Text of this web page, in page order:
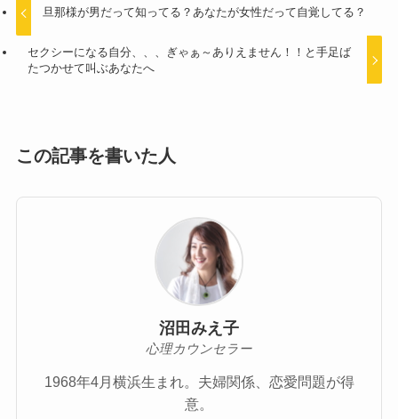
旦那様が男だって知ってる？あなたが女性だって自覚してる？
セクシーになる自分、、、ぎゃぁ～ありえません！！と手足ば
たつかせて叫ぶあなたへ
この記事を書いた人
沼田みえ子
心理カウンセラー
1968年4月横浜生まれ。夫婦関係、恋愛問題が得
意。